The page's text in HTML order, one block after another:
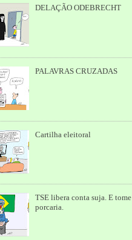
DELAÇÃO ODEBRECHT
PALAVRAS CRUZADAS
Cartilha eleitoral
TSE libera conta suja. E tome
porcaria.